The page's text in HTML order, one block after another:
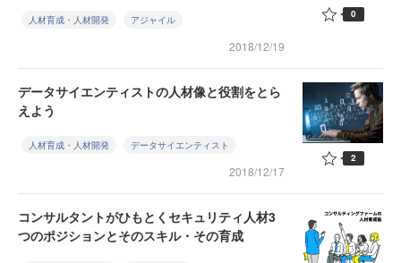
人材育成・人材開発 アジャイル
2018/12/19
0
データサイエンティストの人材像と役割をとら
えよう
人材育成・人材開発 データサイエンティスト
2018/12/17
2
コンサルタントがひもとくセキュリティ人材3
つのポジションとそのスキル・その育成